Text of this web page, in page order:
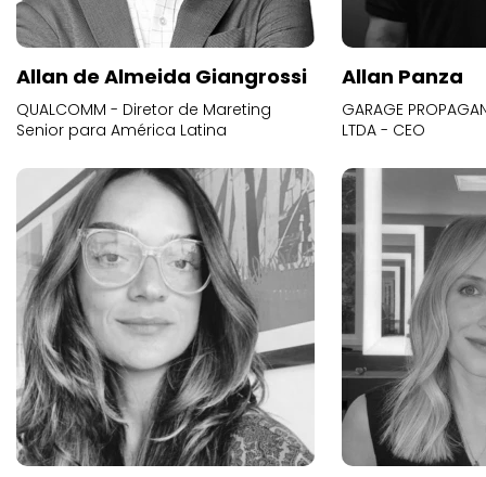
Allan de Almeida Giangrossi
QUALCOMM - Diretor de Mareting
Senior para América Latina
Allan Panza
GARAGE
LTDA - CEO